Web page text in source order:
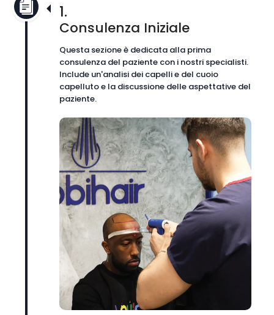
1.
Consulenza Iniziale
Questa sezione è dedicata alla prima
consulenza del paziente con i nostri specialisti.
Include un'analisi dei capelli e del cuoio
capelluto e la discussione delle aspettative del
paziente.